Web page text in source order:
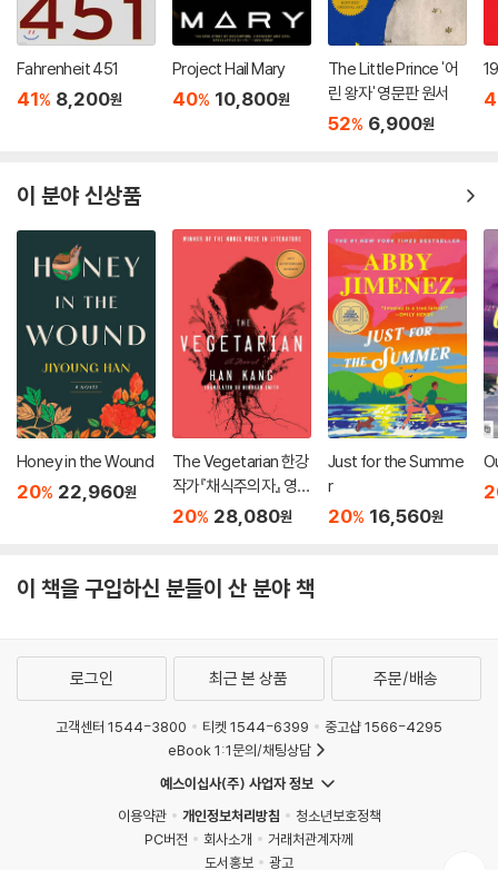
Fahrenheit 451
41% 8,200원
Project Hail Mary
40% 10,800원
The Little Prince '어
린 왕자' 영문판 원서
52% 6,900원
이 분야 신상품
Honey in the Wound
20% 22,960원
The Vegetarian 한강
작가『채식주의자』 영문
판 (미국판)
20% 28,080원
Just for the Summe
r
20% 16,560원
이 책을 구입하신 분들이 산 분야 책
로그인 최근 본 상품 주문/배송
고객센터 1544-3800 티켓 1544-6399
중고샵 1566-4295
eBook 1:1문의/채팅상담
예스이십사(주) 사업자 정보
이용약관
개인정보처리방침
청소년보호정책
PC버전
회사소개
거래처관계자께
도서홍보
광고